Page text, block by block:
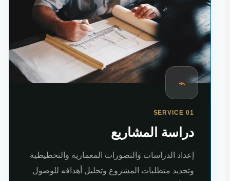
⌁
SERVICE 01
دراسة المشاريع
إعداد الدراسات والتصورات المعمارية والتخطيطية
وتحديد متطلبات المشروع وتحليل أهدافه للوصول